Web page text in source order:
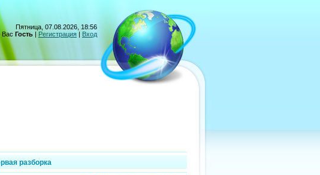
Пятница, 07.08.2026, 18:56
Вас Гость | Регистрация | Вход
разборка